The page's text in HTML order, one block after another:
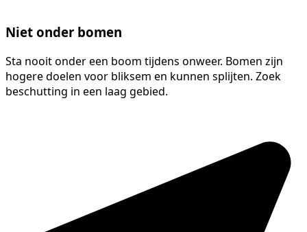
Niet onder bomen
Sta nooit onder een boom tijdens onweer. Bomen zijn
hogere doelen voor bliksem en kunnen splijten. Zoek
beschutting in een laag gebied.